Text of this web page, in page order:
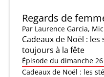
Regards de
Par Laurence Garcia,
Cadeaux de Noël :
toujours à la fête
Épisode du dimanche
Cadeaux de Noël : les